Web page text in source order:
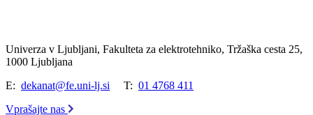
Univerza v Ljubljani, Fakulteta za elektrotehniko, Tržaška cesta 25,
1000 Ljubljana
E: dekanat@fe.uni-lj.si T: 01 4768 411
Vprašajte nas